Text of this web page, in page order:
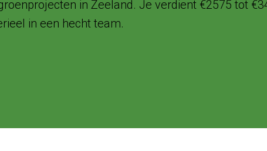
in Zeeland. Je verdient €2575 tot
in een hecht team.